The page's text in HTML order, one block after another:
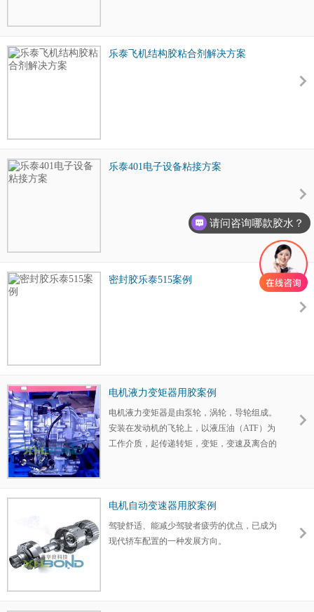
乐泰飞机结构胶粘合剂解决方案
乐泰401电子设备粘接方案
密封胶乐泰515案例
电机液力变矩器用胶案例
电机液力变矩器是由泵轮，涡轮，导轮组成。
安装在发动机的飞轮上，以液压油（ATF）为
工作介质，起传递转矩，变矩，变速及离合的
电机自动变速器用胶案例
驾驶舒适、能减少驾驶者疲劳的优点，已成为
现代轿车配置的一种发展方向。
请问咨询哪款胶水？